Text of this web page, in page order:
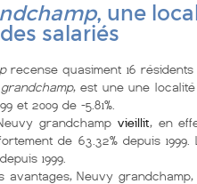
, une
salariés
recense quasiment 16
, est une une
et 2009 de -5.81%.
grandchampvieillit, en
de 63.32% depuis
1999.
avantages, Neuvy